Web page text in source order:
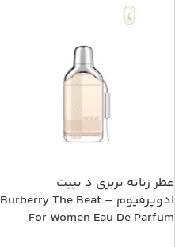
عطر زنانه بربری د بییت
ادوپرفیوم – Burberry The Beat
For Women Eau De Parfum